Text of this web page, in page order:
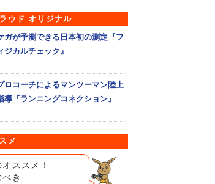
ウド オリジナル
ガが予測できる日本初の測定『フ
ジカルチェック』
ロコーチによるマンツーマン陸上
導『ランニングコネクション』
メ
ススメ！
き